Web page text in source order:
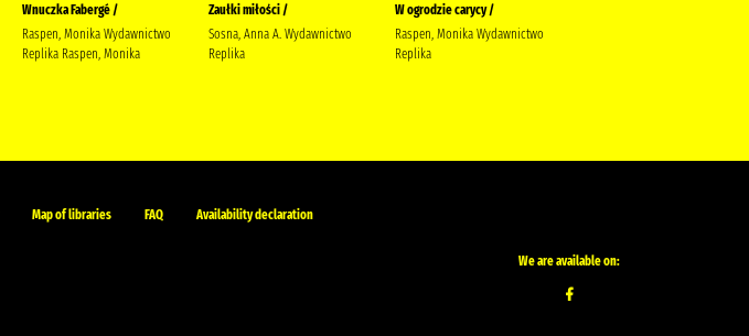
Wnuczka Fabergé /
Raspen, Monika Wydawnictwo
Replika Raspen, Monika
Zaułki miłości /
Sosna, Anna A. Wydawnictwo
Replika
W ogrodzie carycy /
Raspen, Monika Wydawnictwo
Replika
Map of libraries FAQ Availability declaration
We are available on: